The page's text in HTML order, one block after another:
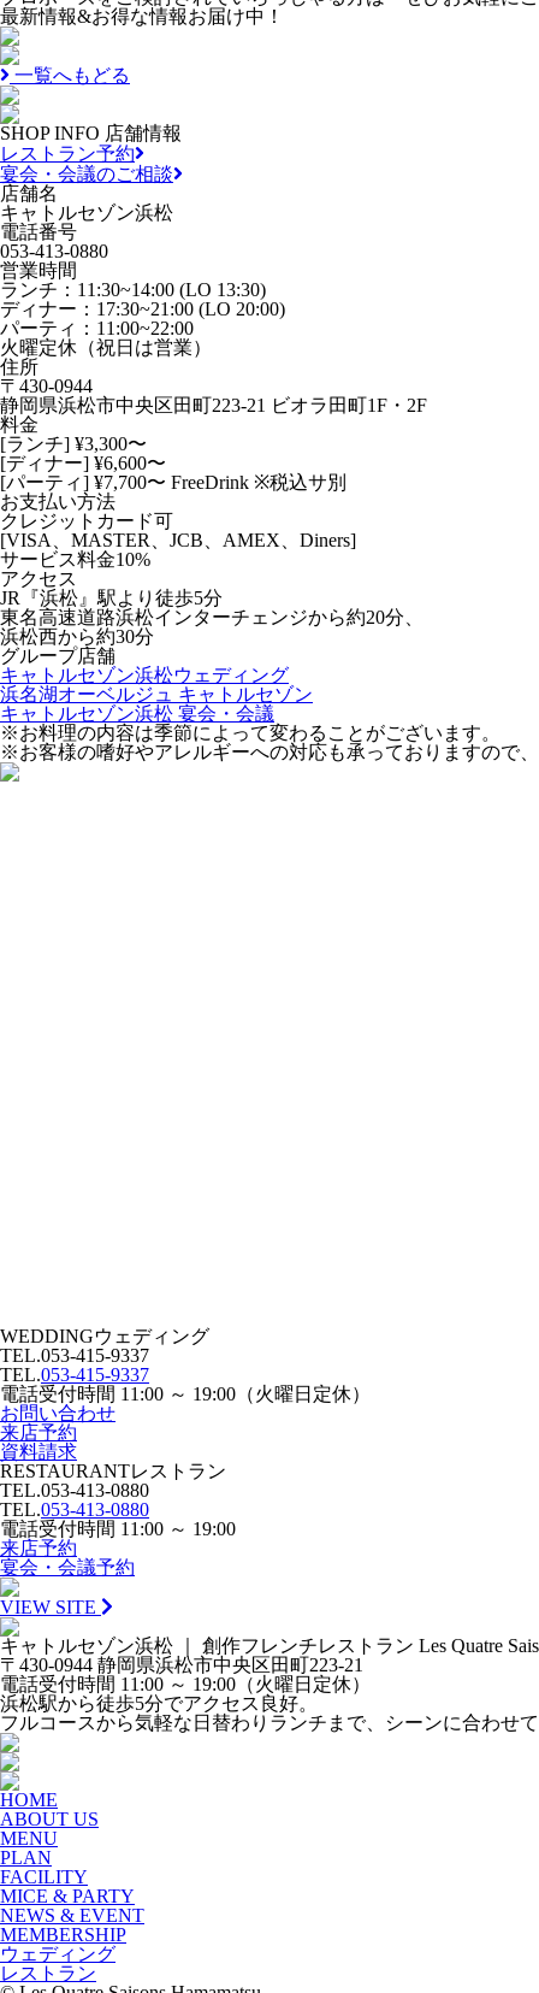
最新情報&お得な情報お届け中！
一覧へもどる
SHOP INFO 店舗情報
レストラン予約
宴会・会議のご相談
店舗名
キャトルセゾン浜松
電話番号
053-413-0880
営業時間
ランチ：11:30~14:00 (LO 13:30)
ディナー：17:30~21:00 (LO 20:00)
パーティ：11:00~22:00
火曜定休（祝日は営業）
住所
〒430-0944
静岡県浜松市中央区田町223-21 ビオラ田町1F・2F
料金
[ランチ] ¥3,300〜
[ディナー] ¥6,600〜
[パーティ] ¥7,700〜 FreeDrink ※税込サ別
お支払い方法
クレジットカード可
[VISA、MASTER、JCB、AMEX、Diners]
サービス料金10%
アクセス
JR『浜松』駅より徒歩5分
東名高速道路浜松インターチェンジから約20分、
浜松西から約30分
グループ店舗
キャトルセゾン浜松ウェディング
浜名湖オーベルジュ キャトルセゾン
キャトルセゾン浜松 宴会・会議
※お料理の内容は季節によって変わることがございます。
※お客様の嗜好やアレルギーへの対応も承っておりますので
WEDDINGウェディング
TEL.053-415-9337
TEL.053-415-9337
電話受付時間 11:00 ～ 19:00（火曜日定休）
お問い合わせ
来店予約
資料請求
RESTAURANTレストラン
TEL.053-413-0880
TEL.053-413-0880
電話受付時間 11:00 ～ 19:00
来店予約
宴会・会議予約
VIEW SITE
キャトルセゾン浜松 ｜ 創作フレンチレストラン Les Quatre
〒430-0944 静岡県浜松市中央区田町223-21
電話受付時間 11:00 ～ 19:00（火曜日定休）
浜松駅から徒歩5分でアクセス良好。
フルコースから気軽な日替わりランチまで、シーンに合わせ
HOME
ABOUT US
MENU
PLAN
FACILITY
MICE & PARTY
NEWS & EVENT
MEMBERSHIP
ウェディング
レストラン